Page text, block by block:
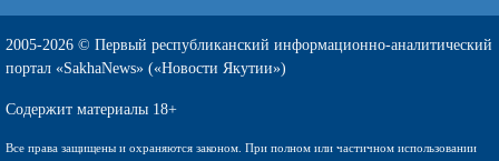
2005-2026 © Первый республиканский информационно-аналитический
портал «SakhaNews» («Новости Якутии»)
Содержит материалы 18+
Все права защищены и охраняются законом. При полном или частичном использовании